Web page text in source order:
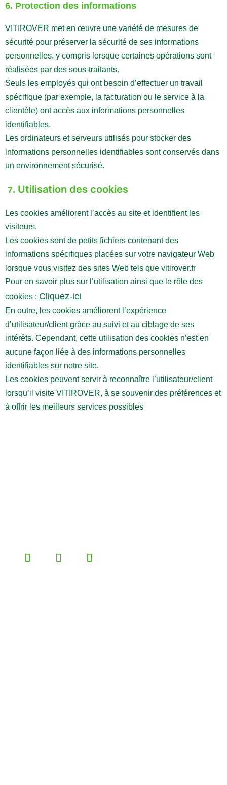
6. Protection des informations
VITIROVER met en œuvre une variété de mesures de
sécurité pour préserver la sécurité de ses informations
personnelles, y compris lorsque certaines opérations sont
réalisées par des sous-traitants.
Seuls les employés qui ont besoin d’effectuer un travail
spécifique (par exemple, la facturation ou le service à la
clientèle) ont accès aux informations personnelles
identifiables.
Les ordinateurs et serveurs utilisés pour stocker des
informations personnelles identifiables sont conservés dans
un environnement sécurisé.
7. Utilisation des cookies
Les cookies améliorent l’accès au site et identifient les
visiteurs.
Les cookies sont de petits fichiers contenant des
informations spécifiques placées sur votre navigateur Web
lorsque vous visitez des sites Web tels que vitirover.fr
Pour en savoir plus sur l’utilisation ainsi que le rôle des
cookies : Cliquez-ici
En outre, les cookies améliorent l’expérience
d’utilisateur/client grâce au suivi et au ciblage de ses
intérêts. Cependant, cette utilisation des cookies n’est en
aucune façon liée à des informations personnelles
identifiables sur notre site.
Les cookies peuvent servir à reconnaître l’utilisateur/client
lorsqu’il visite VITIROVER, à se souvenir des préférences et
à offrir les meilleurs services possibles